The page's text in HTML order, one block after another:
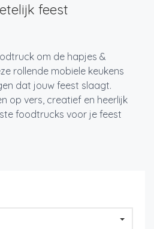
feest
om de hapjes &
rollende mobiele keukens
dat jouw feest slaagt.
op vers, creatief en heerlijk
foodtrucks voor je feest